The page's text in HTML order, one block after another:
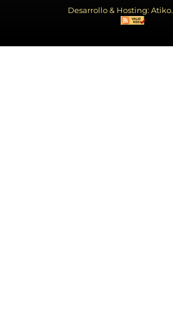
Desarrollo & Hosting: